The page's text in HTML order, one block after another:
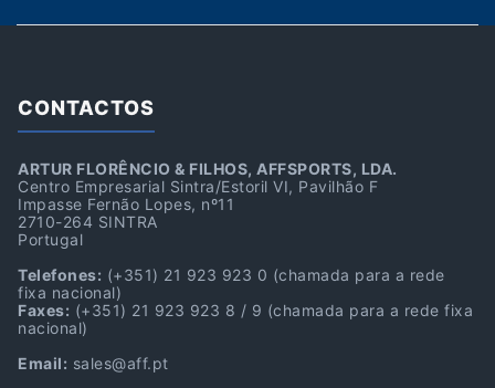
CONTACTOS
ARTUR FLORÊNCIO & FILHOS, AFFSPORTS, LDA.
Centro Empresarial Sintra/Estoril VI, Pavilhão F
Impasse Fernão Lopes, nº11
2710-264 SINTRA
Portugal
Telefones: (+351) 21 923 923 0 (chamada para a rede
fixa nacional)
Faxes: (+351) 21 923 923 8 / 9 (chamada para a rede fixa
nacional)
Email: sales@aff.pt